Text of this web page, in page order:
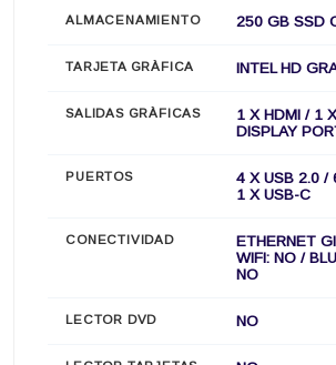
ALMACENAMIENTO 250 GB SSD
TARJETA GRÀFICA INTEL HD
SALIDAS GRÀFICAS
1 X HDMI / 1
DISPLAY
PUERTOS
4 X USB 2.0 /
1 X USB-C
CONECTIVIDAD
ETHERNET
WIFI: NO /
NO
LECTOR DVD NO